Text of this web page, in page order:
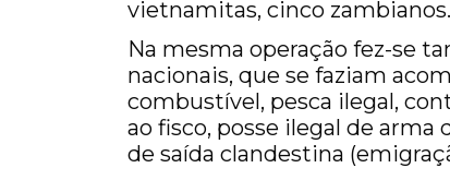
vietnamitas, cinco zambianos.
Na mesma operação fez-se
nacionais, que se faziam
combustível, pesca ilegal,
ao fisco, posse ilegal de
de saída clandestina